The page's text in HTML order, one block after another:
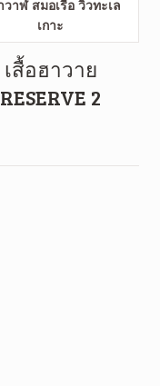
เสื้อฮาวาย
RESERVE 2